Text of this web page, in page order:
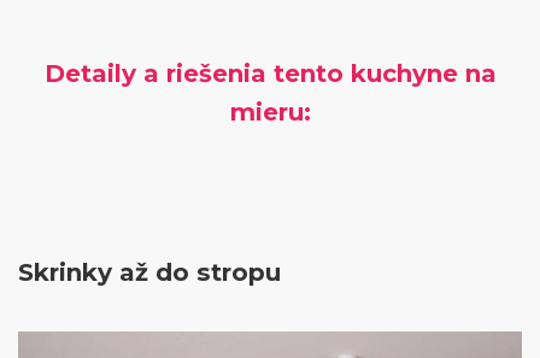
Detaily a riešenia tento kuchyne na
mieru:
Skrinky až do stropu